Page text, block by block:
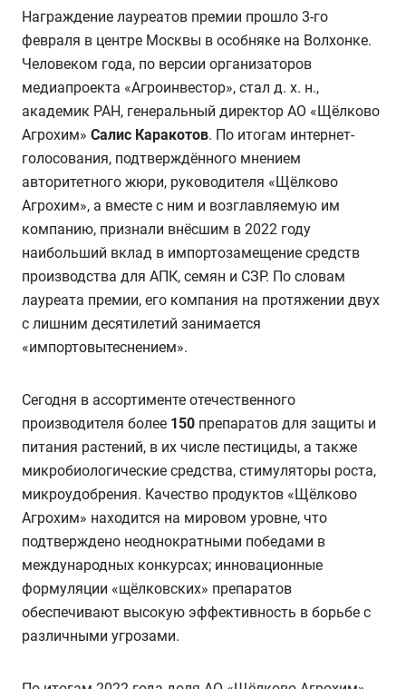
Награждение лауреатов премии прошло 3-го
февраля в центре Москвы в особняке на Волхонке.
Человеком года, по версии организаторов
медиапроекта «Агроинвестор», стал д. х. н.,
академик РАН, генеральный директор АО «Щёлково
Агрохим» Салис Каракотов. По итогам интернет-
голосования, подтверждённого мнением
авторитетного жюри, руководителя «Щёлково
Агрохим», а вместе с ним и возглавляемую им
компанию, признали внёсшим в 2022 году
наибольший вклад в импортозамещение средств
производства для АПК, семян и СЗР. По словам
лауреата премии, его компания на протяжении двух
с лишним десятилетий занимается
«импортовытеснением».
Сегодня в ассортименте отечественного
производителя более 150 препаратов для защиты и
питания растений, в их числе пестициды, а также
микробиологические средства, стимуляторы роста,
микроудобрения. Качество продуктов «Щёлково
Агрохим» находится на мировом уровне, что
подтверждено неоднократными победами в
международных конкурсах; инновационные
формуляции «щёлковских» препаратов
обеспечивают высокую эффективность в борьбе с
различными угрозами.